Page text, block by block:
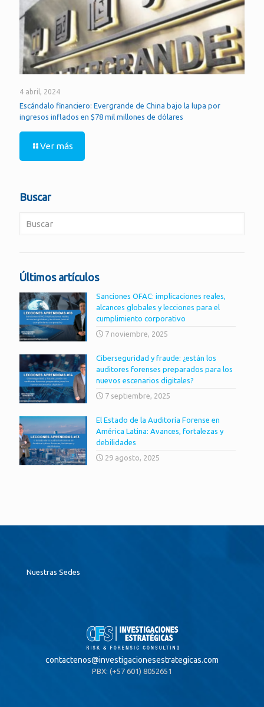
4 abril, 2024
Escándalo financiero: Evergrande de China bajo la lupa por
ingresos inflados en $78 mil millones de dólares
Ver más
Buscar
Últimos artículos
Sanciones OFAC: implicaciones reales,
alcances globales y lecciones para el
cumplimiento corporativo
7 noviembre, 2025
Ciberseguridad y fraude: ¿están los
auditores forenses preparados para los
nuevos escenarios digitales?
7 septiembre, 2025
El Estado de la Auditoría Forense en
América Latina: Avances, fortalezas y
debilidades
29 agosto, 2025
Nuestras Sedes
contactenos@investigacionesestrategicas.com
PBX: (+57 601) 8052651